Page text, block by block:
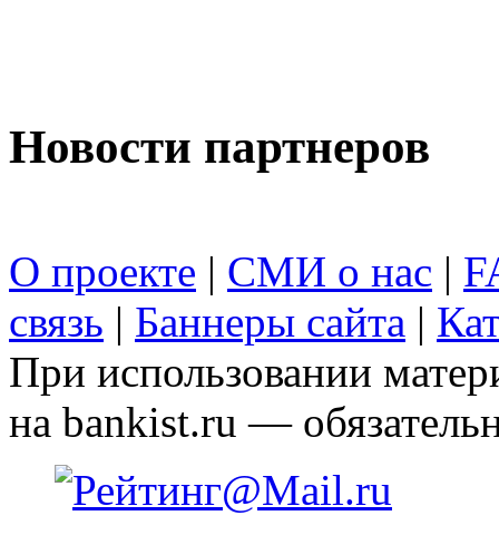
Новости партнеров
О проекте | СМИ о нас |
связь | Баннеры сайта |
При использовании
на bankist.ru —